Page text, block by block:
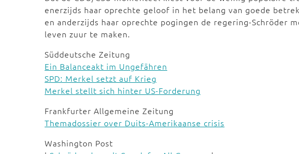
enerzijds haar oprechte geloof in het belang van goede
en anderzijds haar oprechte pogingen de regering-Schröder
leven zuur te maken.
Süddeutsche Zeitung
Ein Balanceakt im Ungefähren
SPD: Merkel setzt auf Krieg
Merkel stellt sich hinter US-Forderung
Frankfurter Allgemeine Zeitung
Themadossier over Duits-Amerikaanse crisis
Washington Post